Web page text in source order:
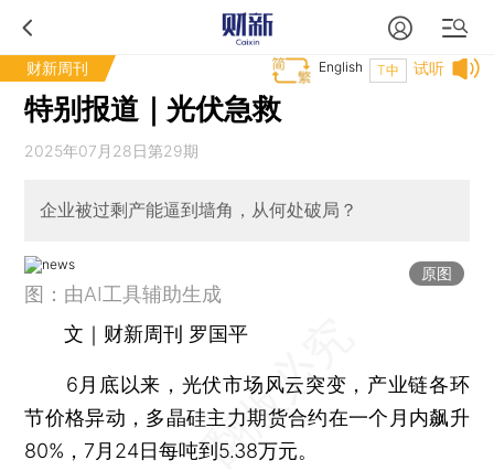
财新周刊 试听
T中
English
特别报道｜光伏急救
2025年07月28日第29期
企业被过剩产能逼到墙角，从何处破局？
原图
图：由AI工具辅助生成
文｜财新周刊 罗国平
6月底以来，光伏市场风云突变，产业链各环
节价格异动，多晶硅主力期货合约在一个月内飙升
80%，7月24日每吨到5.38万元。